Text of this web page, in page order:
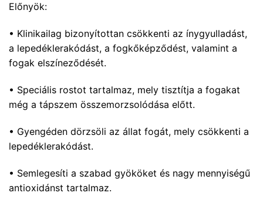
Előnyök:
• Klinikailag bizonyítottan csökkenti az ínygyulladást,
a lepedéklerakódást, a fogkőképződést, valamint a
fogak elszíneződését.
• Speciális rostot tartalmaz, mely tisztítja a fogakat
még a tápszem összemorzsolódása előtt.
• Gyengéden dörzsöli az állat fogát, mely csökkenti a
lepedéklerakódást.
• Semlegesíti a szabad gyököket és nagy mennyiségű
antioxidánst tartalmaz.